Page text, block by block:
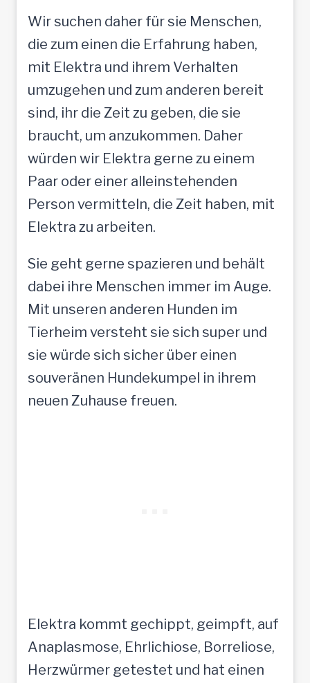
Wir suchen daher für sie Menschen,
die zum einen die Erfahrung haben,
mit Elektra und ihrem Verhalten
umzugehen und zum anderen bereit
sind, ihr die Zeit zu geben, die sie
braucht, um anzukommen. Daher
würden wir Elektra gerne zu einem
Paar oder einer alleinstehenden
Person vermitteln, die Zeit haben, mit
Elektra zu arbeiten.
Sie geht gerne spazieren und behält
dabei ihre Menschen immer im Auge.
Mit unseren anderen Hunden im
Tierheim versteht sie sich super und
sie würde sich sicher über einen
souveränen Hundekumpel in ihrem
neuen Zuhause freuen.
Elektra kommt gechippt, geimpft, auf
Anaplasmose, Ehrlichiose, Borreliose,
Herzwürmer getestet und hat einen